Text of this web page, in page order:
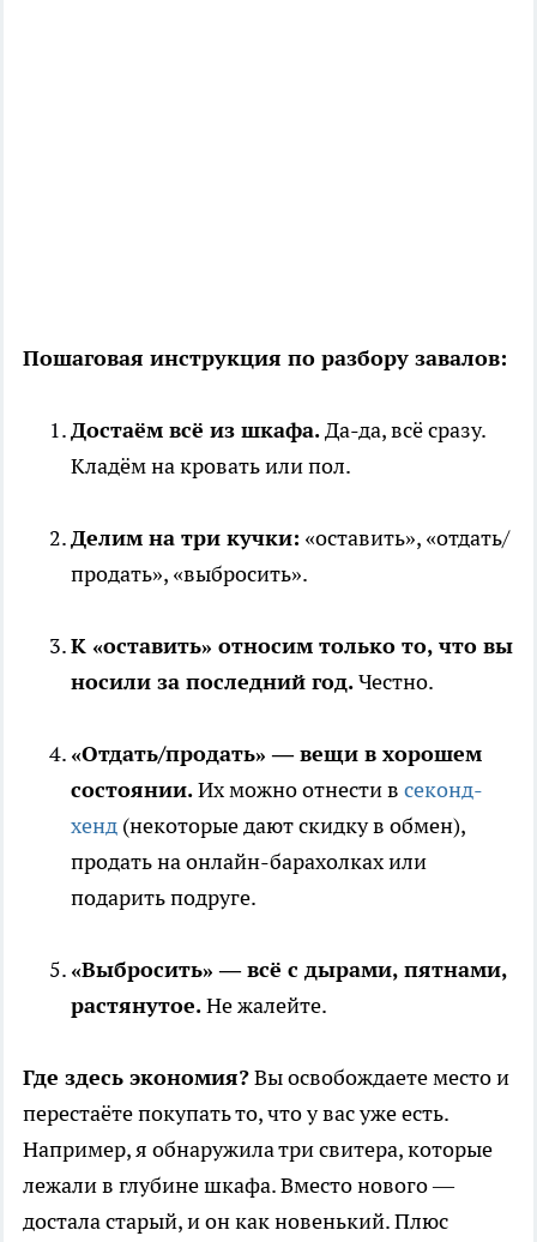
Пошаговая инструкция по разбору завалов:
Достаём всё из шкафа.Да-да, всё сразу.
Кладём на кровать или пол.
Делим на три кучки: «оставить», «отдать/
продать», «выбросить».
К «оставить» относим только то, что вы
носили за последний год.Честно.
«Отдать/продать» — вещи в хорошем
состоянии.Их можно отнести в секонд-
хенд (некоторые дают скидку в обмен),
продать на онлайн-барахолках или
подарить подруге.
«Выбросить» — всё с дырами, пятнами,
растянутое.Не жалейте.
Где здесь экономия?Вы освобождаете место и
перестаёте покупать то, что у вас уже есть.
Например, я обнаружила три свитера, которые
лежали в глубине шкафа. Вместо нового —
достала старый, и он как новенький. Плюс